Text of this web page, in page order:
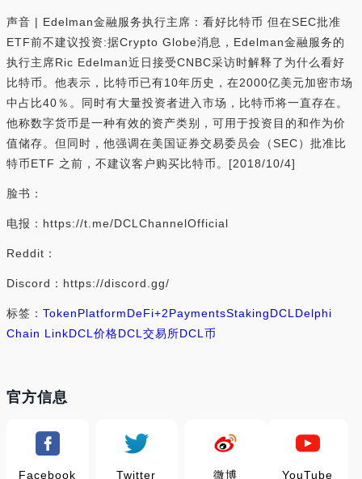
声音 | Edelman金融服务执行主席：看好比特币 但在SEC批准
ETF前不建议投资:据Crypto Globe消息，Edelman金融服务的
执行主席Ric Edelman近日接受CNBC采访时解释了为什么看好
比特币。他表示，比特币已有10年历史，在2000亿美元加密市场
中占比40％。同时有大量投资者进入市场，比特币将一直存在。
他称数字货币是一种有效的资产类别，可用于投资目的和作为价
值储存。但同时，他强调在美国证券交易委员会（SEC）批准比
特币ETF 之前，不建议客户购买比特币。[2018/10/4]
脸书：
电报：https://t.me/DCLChannelOfficial
Reddit：
Discord：https://discord.gg/
标签： TokenPlatformDeFi+2PaymentsStakingDCL Delphi
Chain LinkDCL价格DCL交易所DCL币
官方信息
Facebook Twitter 微博 YouTube